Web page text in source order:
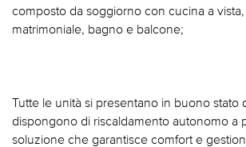
composto da soggiorno con cucina a
matrimoniale, bagno e balcone;
Tutte le unità si presentano in buono stato
dispongono di riscaldamento autonomo a
soluzione che garantisce comfort e